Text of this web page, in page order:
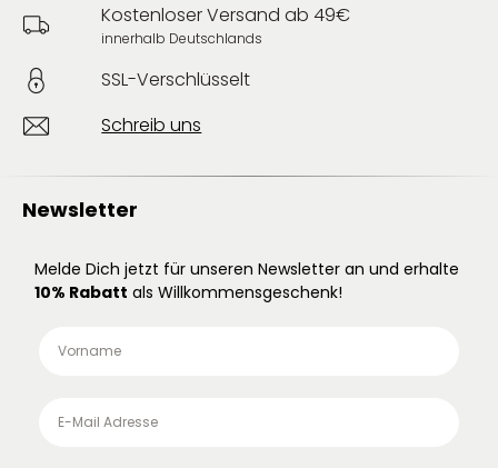
Kostenloser Versand ab 49€
innerhalb Deutschlands
SSL-Verschlüsselt
Schreib uns
Newsletter
Melde Dich jetzt für unseren Newsletter an und erhalte
10% Rabatt als Willkommensgeschenk!